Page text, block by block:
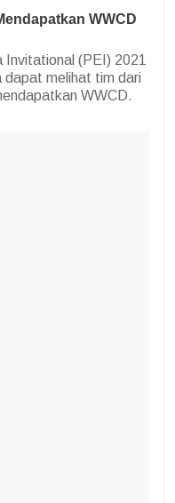
WWCD
Invitational (PEI) 2021
dapat melihat tim dari
WWCD.